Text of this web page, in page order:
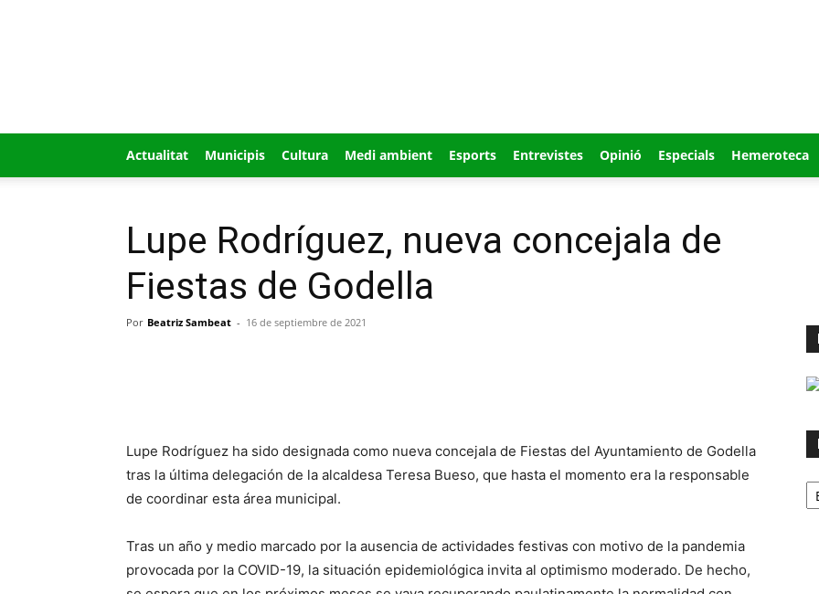
Actualitat Municipis Cultura Medi ambient Esports Entrevistes Opinió Especials Hemeroteca
Lupe Rodríguez, nueva concejala de
Fiestas de Godella
Por Beatriz Sambeat - 16 de septiembre de 2021
Lupe Rodríguez ha sido designada como nueva concejala de Fiestas del Ayuntamiento de Godella
tras la última delegación de la alcaldesa Teresa Bueso, que hasta el momento era la responsable
de coordinar esta área municipal.
Tras un año y medio marcado por la ausencia de actividades festivas con motivo de la pandemia
provocada por la COVID-19, la situación epidemiológica invita al optimismo moderado. De hecho,